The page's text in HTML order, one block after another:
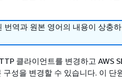
역과 원본 영어의 내용이 상충
클라이언트를 변경하고 AWS
성을 변경할 수 있습니다. 이 단